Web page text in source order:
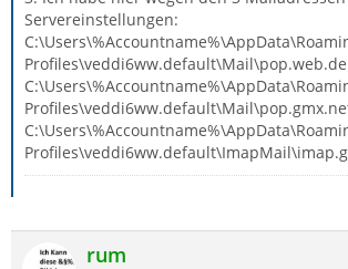
Servereinstellungen:
Profiles\veddi6ww.default\Mail\pop.web.de
rum